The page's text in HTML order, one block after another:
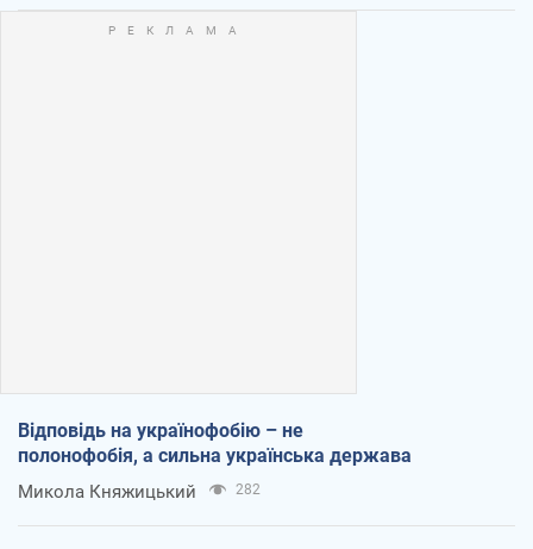
Відповідь на українофобію – не
полонофобія, а сильна українська держава
Микола Княжицький 282